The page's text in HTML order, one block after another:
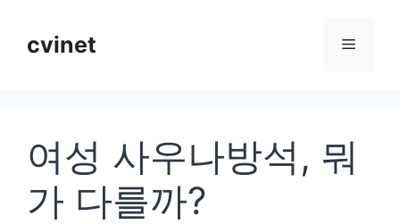
cvinet 메
여성 사우나방석, 뭐
가 다를까?